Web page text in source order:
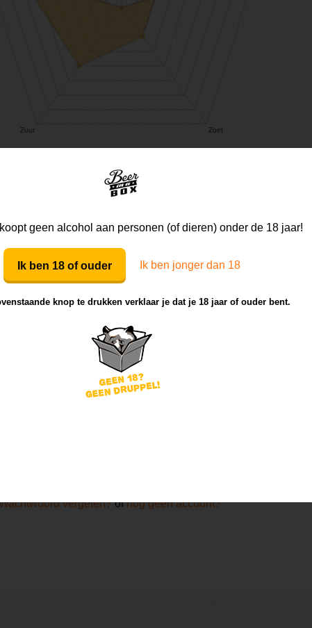
Mijn mening Die van anderen
Mijn review bij dit bier
vergeten?ofnog geen account?
geen alcohol aan personen (of dieren) onder de 18 jaar!
Ik ben 18 of ouder Ik ben jonger dan 18
knop te drukken verklaar je dat je 18 jaar of ouder bent.